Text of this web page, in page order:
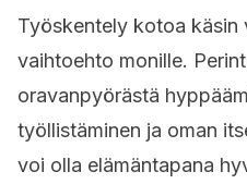
Työskentely kotoa
vaihtoehto monille.
oravanpyörästä
työllistäminen ja oman
voi olla elämäntapana